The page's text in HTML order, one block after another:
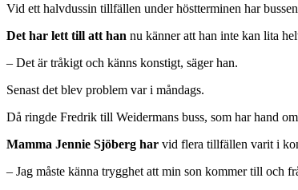
Vid ett halvdussin tillfällen under höstterminen har
Det har lett till att han nu känner att han inte kan lita
– Det är tråkigt och känns konstigt, säger han.
Senast det blev problem var i måndags.
Då ringde Fredrik till Weidermans buss, som har hand
Mamma Jennie Sjöberg har vid flera tillfällen varit i
– Jag måste känna trygghet att min son kommer till och